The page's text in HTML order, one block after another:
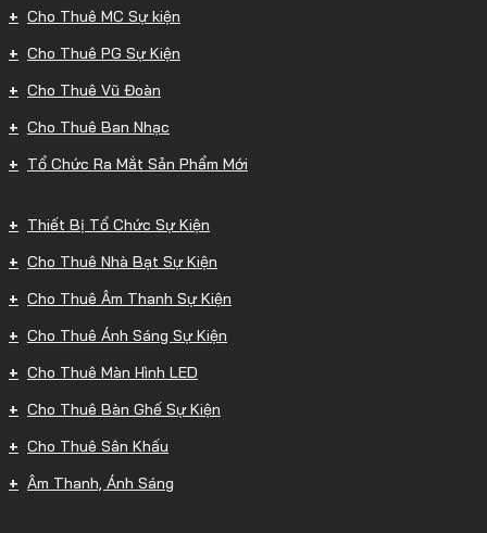
Cho Thuê MC Sự kiện
Cho Thuê PG Sự Kiện
Cho Thuê Vũ Đoàn
Cho Thuê Ban Nhạc
Tổ Chức Ra Mắt Sản Phẩm Mới
Thiết Bị Tổ Chức Sự Kiện
Cho Thuê Nhà Bạt Sự Kiện
Cho Thuê Âm Thanh Sự Kiện
Cho Thuê Ánh Sáng Sự Kiện
Cho Thuê Màn Hình LED
Cho Thuê Bàn Ghế Sự Kiện
Cho Thuê Sân Khấu
Âm Thanh, Ánh Sáng